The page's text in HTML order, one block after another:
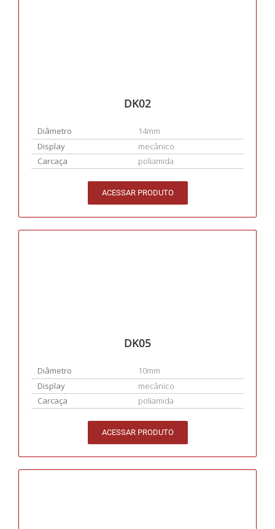
DK02
Diâmetro
14mm
Display
mecânico
Carcaça
poliamida
ACESSAR PRODUTO
DK05
Diâmetro
10mm
Display
mecânico
Carcaça
poliamida
ACESSAR PRODUTO